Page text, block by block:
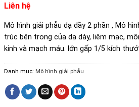
Liên hệ
Mô hình giải phẫu dạ dầy 2 phần , Mô
trúc bên trong của dạ dày, liêm mạc,
kinh và mạch máu. lớn gấp 1/5 kích
Danh mục: Mô hình giải phẫu